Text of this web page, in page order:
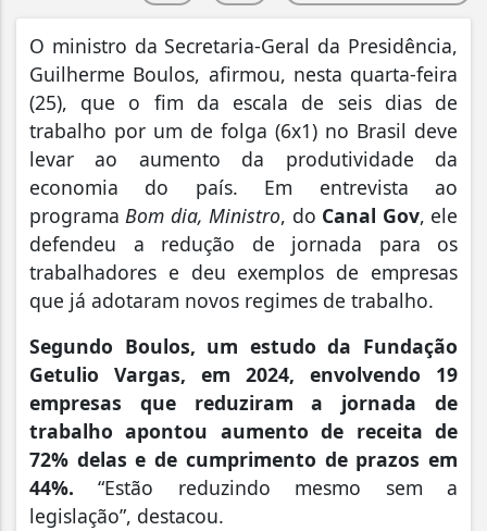
O ministro da Secretaria-Geral da Presidência,
Guilherme Boulos, afirmou, nesta quarta-feira
(25), que o fim da escala de seis dias de
trabalho por um de folga (6x1) no Brasil deve
levar ao aumento da produtividade da
economia do país. Em entrevista ao
programaBom dia, Ministro, do Canal Gov, ele
defendeu a redução de jornada para os
trabalhadores e deu exemplos de empresas
que já adotaram novos regimes de trabalho.
Segundo Boulos, um estudo da Fundação
Getulio Vargas, em 2024, envolvendo 19
empresas que reduziram a jornada de
trabalho apontou aumento de receita de
72% delas e de cumprimento de prazos em
44%. “Estão reduzindo mesmo sem a
legislação”, destacou.